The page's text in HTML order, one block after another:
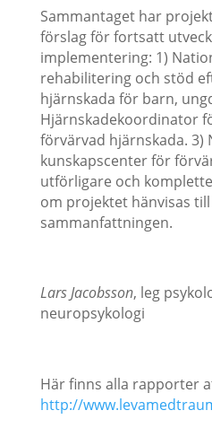
Sammantaget har
förslag för fortsatt
implementering: 1)
rehabilitering och stöd
hjärnskada för barn,
Hjärnskadekoordinator
förvärvad hjärnskada. 3)
kunskapscenter för
utförligare och
om projektet hänvisas
sammanfattningen.
Lars Jacobsson, leg
neuropsykologi
Här finns alla rapporter
http://